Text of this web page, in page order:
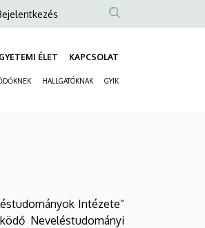
menüje
ÉLET KAPCSOLAT
HALLGATÓKNAK GYIK
Intézete”
Neveléstudományi